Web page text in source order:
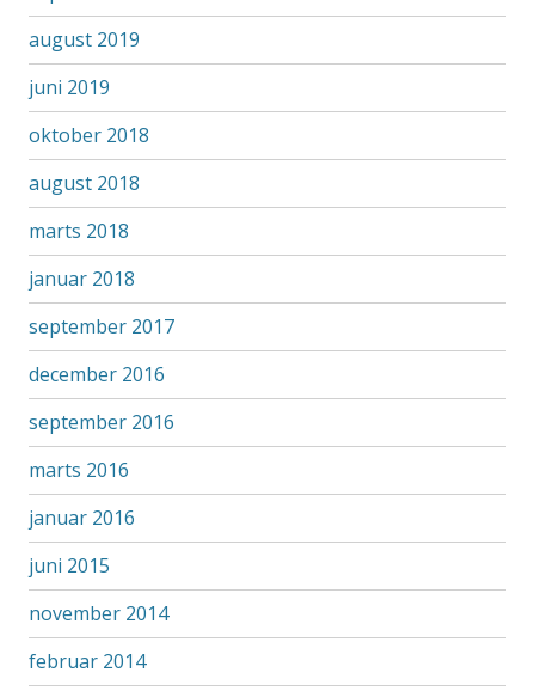
august 2019
juni 2019
oktober 2018
august 2018
marts 2018
januar 2018
september 2017
december 2016
september 2016
marts 2016
januar 2016
juni 2015
november 2014
februar 2014